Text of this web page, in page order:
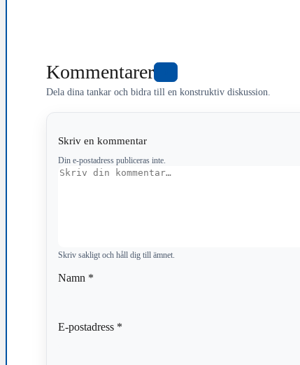
Kommentarer
Dela dina tankar och bidra till en konstruktiv diskussion.
Skriv en kommentar
Din e-postadress publiceras inte.
Kommentar
Skriv sakligt och håll dig till ämnet.
Namn *
E-postadress *